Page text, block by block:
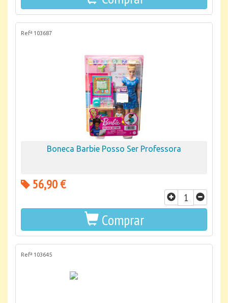
Refª 103687
Boneca Barbie Posso Ser Professora
56,90 €
Comprar
Refª 103645